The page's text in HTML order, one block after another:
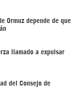
Ormuz depende de que
llamado a expulsar
del Consejo de